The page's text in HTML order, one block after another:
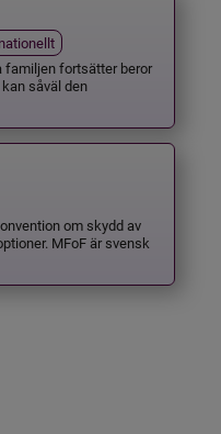
familjen fortsätter beror
såväl den
om skydd av
MFoF är svensk